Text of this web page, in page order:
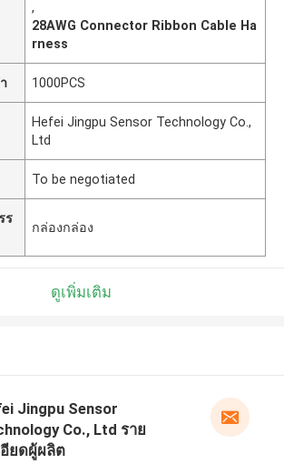
,
28AWG Connector Ribbon Cable Ha
rness
1000PCS
Hefei Jingpu Sensor Technology Co.,
Ltd
To be negotiated
ร
กล่องกล่อง
ดูเพิ่มเติม
Jingpu Sensor
Co., Ltd ราย
อียดผู้ผลิต